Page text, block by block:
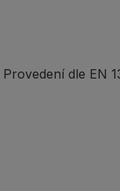
dle EN